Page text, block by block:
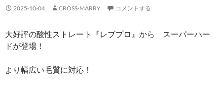
2025-10-04 CROSS-MARRY コメントする
大好評の酸性ストレート『レブプロ』から スーパーハー
ドが登場！
より幅広い毛質に対応！